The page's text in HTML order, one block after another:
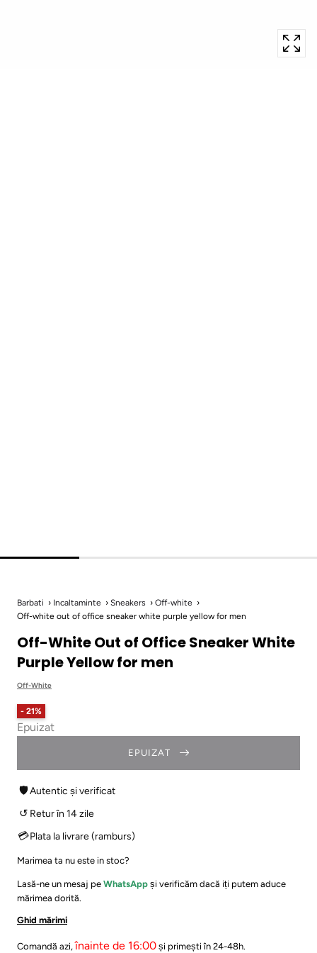
Barbati Incaltaminte Sneakers
Off-white
Off-white out of office sneaker white purple yellow for men
Off-White Out of Office Sneaker White
Purple Yellow for men
Off-White
- 21%
Epuizat
EPUIZAT
🛡Autentic și verificat
↺ Retur în 14 zile
💳Plata la livrare (ramburs)
Marimea ta nu este in stoc?
Lasă-ne un mesaj pe WhatsApp și verificăm dacă iți putem aduce
mărimea dorită.
Ghid mărimi
Comandă azi,înainte de 16:00 și primești în 24-48h.